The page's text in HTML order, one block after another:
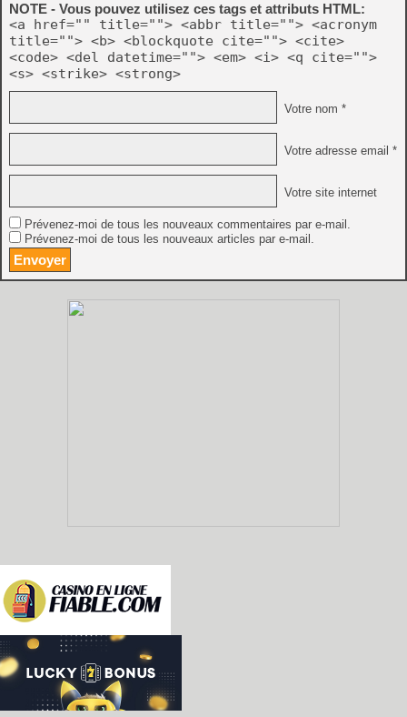
NOTE - Vous pouvez utilisez ces tags et attributs HTML:
<a href="" title=""> <abbr title=""> <acronym
title=""> <b> <blockquote cite=""> <cite>
<code> <del datetime=""> <em> <i> <q cite="">
<s> <strike> <strong>
Votre nom *
Votre adresse email *
Votre site internet
Prévenez-moi de tous les nouveaux commentaires par e-mail.
Prévenez-moi de tous les nouveaux articles par e-mail.